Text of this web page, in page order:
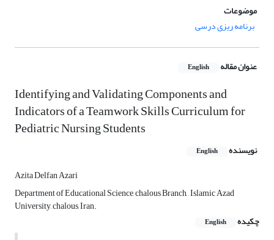
موضوعات
برنامه ریزی درسی
عنوان مقاله English
Identifying and Validating Components and
Indicators of a Teamwork Skills Curriculum for
Pediatric Nursing Students
نویسنده English
Azita Delfan Azari
Department of Educational Science, chalous Branch, , Islamic Azad
University, chalous, Iran.
چکیده
English